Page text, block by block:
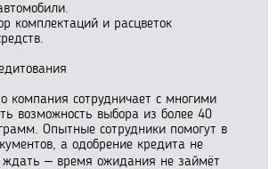
комплектаций и расцветок
компания сотрудничает с многими
возможность выбора из более 40
Опытные сотрудники помогут в
а одобрение кредита не
ждать – время ожидания не займёт